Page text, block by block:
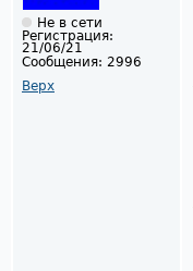
Не в сети
Регистрация:
21/06/21
Сообщения: 2996
Верх